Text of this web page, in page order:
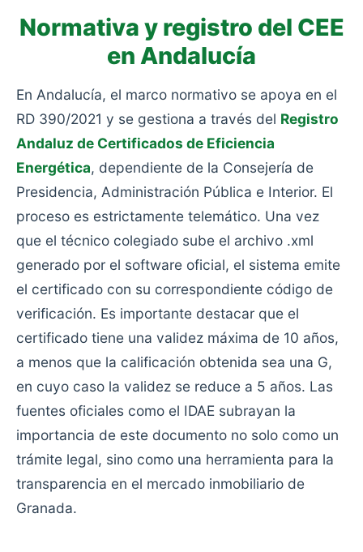
Normativa y registro del CEE
en Andalucía
En Andalucía, el marco normativo se apoya en el
RD 390/2021 y se gestiona a través del Registro
Andaluz de Certificados de Eficiencia
Energética, dependiente de la Consejería de
Presidencia, Administración Pública e Interior. El
proceso es estrictamente telemático. Una vez
que el técnico colegiado sube el archivo .xml
generado por el software oficial, el sistema emite
el certificado con su correspondiente código de
verificación. Es importante destacar que el
certificado tiene una validez máxima de 10 años,
a menos que la calificación obtenida sea una G,
en cuyo caso la validez se reduce a 5 años. Las
fuentes oficiales como el IDAE subrayan la
importancia de este documento no solo como un
trámite legal, sino como una herramienta para la
transparencia en el mercado inmobiliario de
Granada.